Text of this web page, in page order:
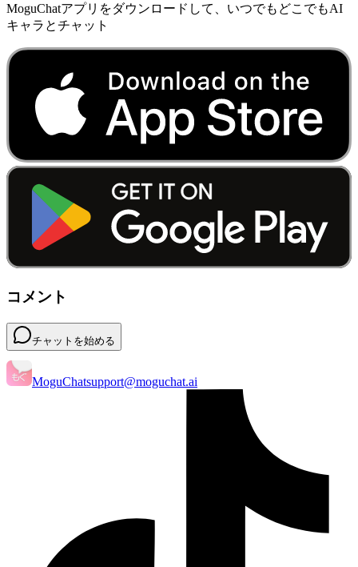
MoguChatアプリをダウンロードして、いつでもどこでもAI
キャラとチャット
コメント
チャットを始める
MoguChatsupport@moguchat.ai